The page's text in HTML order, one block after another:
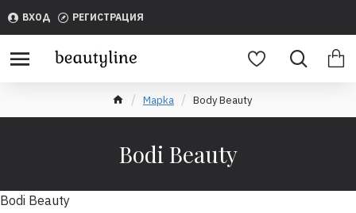
ВХОД РЕГИСТРАЦИЯ
Марка Body Beauty
Bodi Beauty
Bodi Beauty